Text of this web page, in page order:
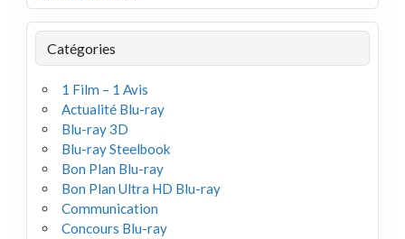
Catégories
1 Film – 1 Avis
Actualité Blu-ray
Blu-ray 3D
Blu-ray Steelbook
Bon Plan Blu-ray
Bon Plan Ultra HD Blu-ray
Communication
Concours Blu-ray